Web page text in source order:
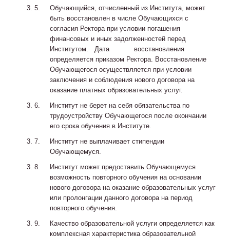
Обучающийся, отчисленный из Института, может
быть восстановлен в числе Обучающихся с
согласия Ректора при условии погашения
финансовых и иных задолженностей перед
Институтом. Дата восстановления
определяется приказом Ректора. Восстановление
Обучающегося осуществляется при условии
заключения и соблюдения нового договора на
оказание платных образовательных услуг.
Институт не берет на себя обязательства по
трудоустройству Обучающегося после окончании
его срока обучения в Институте.
Институт не выплачивает стипендии
Обучающемуся.
Институт может предоставить Обучающемуся
возможность повторного обучения на основании
нового договора на оказание образовательных услуг
или пролонгации данного договора на период
повторного обучения.
Качество образовательной услуги определяется как
комплексная характеристика образовательной